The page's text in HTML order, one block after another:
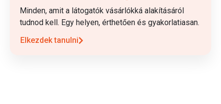
Minden, amit a látogatók vásárlókká alakításáról
tudnod kell. Egy helyen, érthetően és gyakorlatiasan.
Elkezdek tanulni